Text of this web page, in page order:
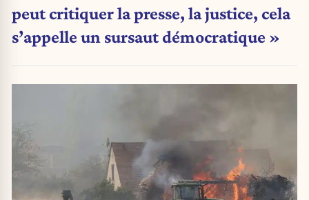
peut critiquer la presse, la justice, cela
s’appelle un sursaut démocratique »